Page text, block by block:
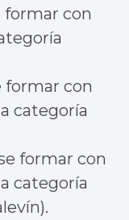
formar con
formar con
categoría
formar con
categoría